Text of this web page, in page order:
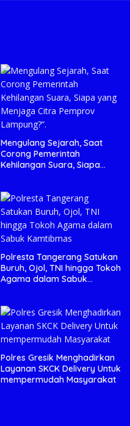
Mengulang Sejarah, Saat
Corong Pemerintah
Kehilangan Suara, Siapa
Polresta Tangerang Satukan
Buruh, Ojol, TNI hingga Tokoh
Agama dalam Sabuk
Polres Gresik Menghadirkan
Layanan SKCK Delivery Untuk
mempermudah Masyarakat